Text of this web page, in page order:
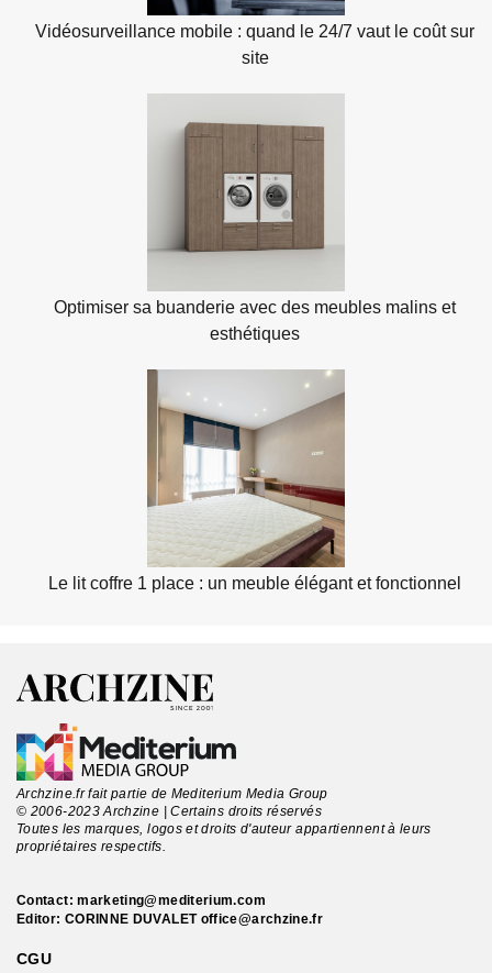
Vidéosurveillance mobile : quand le 24/7 vaut le coût sur
site
Optimiser sa buanderie avec des meubles malins et
esthétiques
Le lit coffre 1 place : un meuble élégant et fonctionnel
Archzine.fr fait partie de Mediterium Media Group
© 2006-2023 Archzine | Certains droits réservés
Toutes les marques, logos et droits d'auteur appartiennent à leurs
propriétaires respectifs.
Contact:marketing@mediterium.com
Editor: CORINNE DUVALET office@archzine.fr
CGU